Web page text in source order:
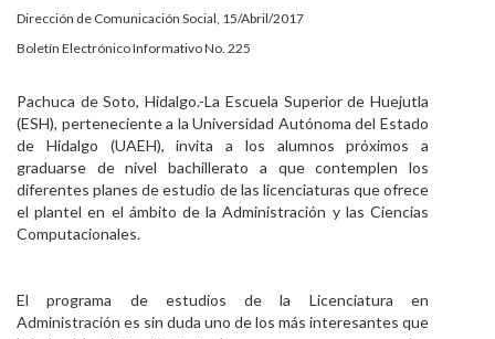
Acreditación Internacional
Aspirantes
Personal
Alumni
Visitantes
Dirección de Comunicación Social, 15/Abril/2017
Boletín Electrónico Informativo No. 225
Pachuca de Soto, Hidalgo.-La Escuela Superior de Huejutla
(ESH), perteneciente a la Universidad Autónoma del Estado
de Hidalgo (UAEH), invita a los alumnos próximos a
graduarse de nivel bachillerato a que contemplen los
diferentes planes de estudio de las licenciaturas que ofrece
el plantel en el ámbito de la Administración y las Ciencias
Computacionales.
El programa de estudios de la Licenciatura en
Administración es sin duda uno de los más interesantes que